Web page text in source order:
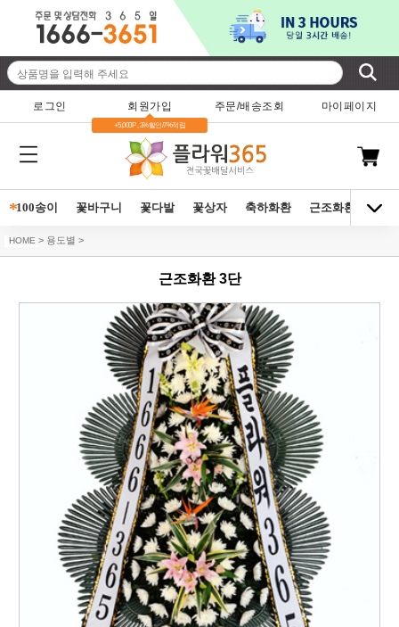
로그인 회원가입
+5,000P , 3%할인/7%적립
주문/배송조회 마이페이지
*100송이 꽃바구니 꽃다발 꽃상자 축하화환 근조화환 동양
HOME > 용도별 >
근조화환 3단